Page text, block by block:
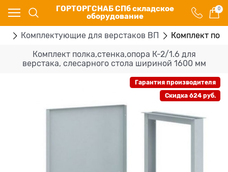
ГОРТОРГСНАБ СПб складское
оборудование
0
Комплектующие для верстаков ВП Комплект
Комплект полка,стенка,опора К-2/1.6 для
верстака, слесарного стола шириной 1600 мм
Гарантия производителя
Скидка 624 руб.